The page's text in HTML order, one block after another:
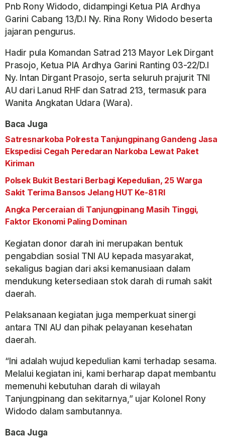
Pnb Rony Widodo, didampingi Ketua PIA Ardhya
Garini Cabang 13/D.I Ny. Rina Rony Widodo beserta
jajaran pengurus.
Hadir pula Komandan Satrad 213 Mayor Lek Dirgant
Prasojo, Ketua PIA Ardhya Garini Ranting 03-22/D.I
Ny. Intan Dirgant Prasojo, serta seluruh prajurit TNI
AU dari Lanud RHF dan Satrad 213, termasuk para
Wanita Angkatan Udara (Wara).
Baca Juga
Satresnarkoba Polresta Tanjungpinang Gandeng Jasa
Ekspedisi Cegah Peredaran Narkoba Lewat Paket
Kiriman
Polsek Bukit Bestari Berbagi Kepedulian, 25 Warga
Sakit Terima Bansos Jelang HUT Ke-81 RI
Angka Perceraian di Tanjungpinang Masih Tinggi,
Faktor Ekonomi Paling Dominan
Kegiatan donor darah ini merupakan bentuk
pengabdian sosial TNI AU kepada masyarakat,
sekaligus bagian dari aksi kemanusiaan dalam
mendukung ketersediaan stok darah di rumah sakit
daerah.
Pelaksanaan kegiatan juga memperkuat sinergi
antara TNI AU dan pihak pelayanan kesehatan
daerah.
“Ini adalah wujud kepedulian kami terhadap sesama.
Melalui kegiatan ini, kami berharap dapat membantu
memenuhi kebutuhan darah di wilayah
Tanjungpinang dan sekitarnya,” ujar Kolonel Rony
Widodo dalam sambutannya.
Baca Juga